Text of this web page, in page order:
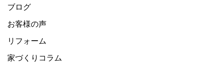
ブログ
お客様の声
リフォーム
家づくりコラム